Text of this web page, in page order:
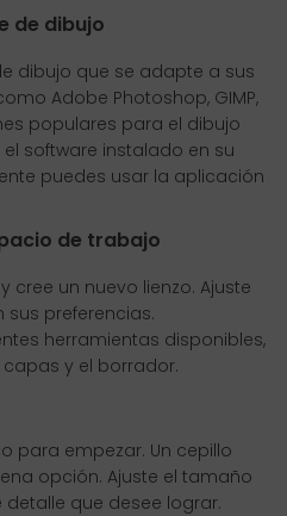
de dibujo
dibujo que se adapte a sus
Adobe Photoshop, GIMP,
populares para el dibujo
software instalado en su
puedes usar la aplicación
de trabajo
cree un nuevo lienzo. Ajuste
sus preferencias.
herramientas disponibles,
y el borrador.
para empezar. Un cepillo
opción. Ajuste el tamaño
detalle que desee lograr.